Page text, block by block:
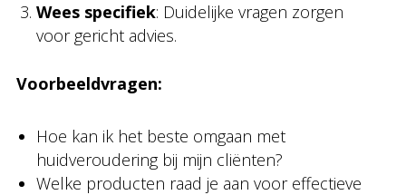
Wees specifiek: Duidelijke vragen zorgen
voor gericht advies.
Voorbeeldvragen:
Hoe kan ik het beste omgaan met
huidveroudering bij mijn cliënten?
Welke producten raad je aan voor effectieve